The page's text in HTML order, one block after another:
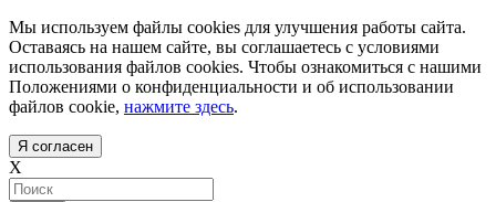
Мы используем файлы cookies для улучшения работы сайта.
Оставаясь на нашем сайте, вы соглашаетесь с условиями
использования файлов cookies. Чтобы ознакомиться с нашими
Положениями о конфиденциальности и об использовании
файлов cookie, нажмите здесь.
Я согласен
X